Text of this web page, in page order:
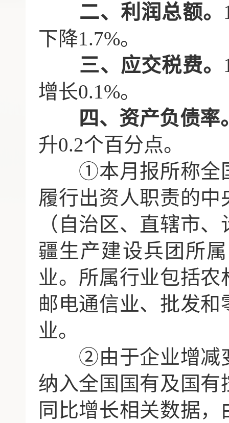
二、利润总额。
下降1.7%。
三、应交税费。
增长0.1%。
四、资产负债率
升0.2个百分点。
①本月报所称全
履行出资人职责的
（自治区、直辖市
疆生产建设兵团所
业。所属行业包括
邮电通信业、批发
业。
②由于企业增减
纳入全国国有及国
同比增长相关数据